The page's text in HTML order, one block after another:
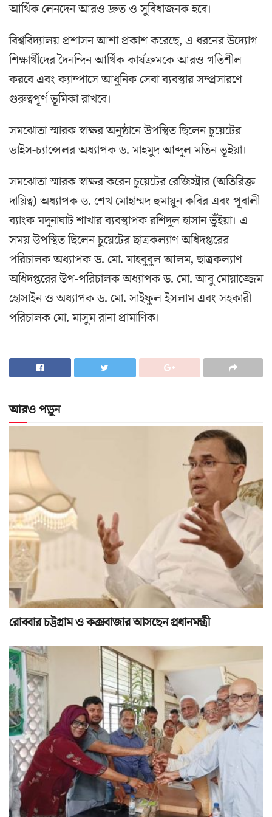
আর্থিক লেনদেন আরও দ্রুত ও সুবিধাজনক হবে।
বিশ্ববিদ্যালয় প্রশাসন আশা প্রকাশ করেছে, এ ধরনের উদ্যোগ
শিক্ষার্থীদের দৈনন্দিন আর্থিক কার্যক্রমকে আরও গতিশীল
করবে এবং ক্যাম্পাসে আধুনিক সেবা ব্যবস্থার সম্প্রসারণে
গুরুত্বপূর্ণ ভূমিকা রাখবে।
সমঝোতা স্মারক স্বাক্ষর অনুষ্ঠানে উপস্থিত ছিলেন চুয়েটের
ভাইস-চ্যান্সেলর অধ্যাপক ড. মাহমুদ আব্দুল মতিন ভূইয়া।
সমঝোতা স্মারক স্বাক্ষর করেন চুয়েটের রেজিস্ট্রার (অতিরিক্ত
দায়িত্ব) অধ্যাপক ড. শেখ মোহাম্মদ হুমায়ুন কবির এবং পূবালী
ব্যাংক মদুনাঘাট শাখার ব্যবস্থাপক রশিদুল হাসান ভুঁইয়া। এ
সময় উপস্থিত ছিলেন চুয়েটের ছাত্রকল্যাণ অধিদপ্তরের
পরিচালক অধ্যাপক ড. মো. মাহবুবুল আলম, ছাত্রকল্যাণ
অধিদপ্তরের উপ-পরিচালক অধ্যাপক ড. মো. আবু মোয়াজ্জেম
হোসাইন ও অধ্যাপক ড. মো. সাইফুল ইসলাম এবং সহকারী
পরিচালক মো. মাসুম রানা প্রামাণিক।
আরও পড়ুন
রোববার চট্টগ্রাম ও কক্সবাজার আসছেন প্রধানমন্ত্রী